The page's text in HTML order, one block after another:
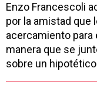
Enzo Francescoli
por la amistad que
acercamiento para
manera que se
sobre un